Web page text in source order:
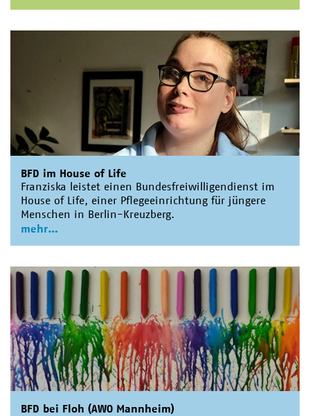
BFD im House of Life
Franziska leistet einen Bundesfreiwilligendienst im
House of Life, einer Pflegeeinrichtung für jüngere
Menschen in Berlin-Kreuzberg.
mehr
BFD bei Floh (AWO Mannheim)